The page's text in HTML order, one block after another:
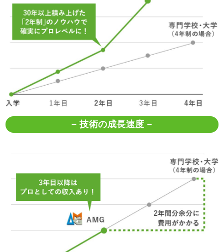
– 技術の成長速度 –